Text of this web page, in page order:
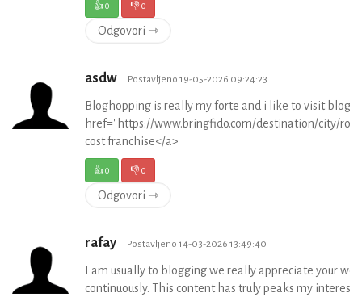
👍0 👎0
Odgovori ⇾
asdw Postavljeno 19-05-2026 09:24:23
Bloghopping is really my forte and i like to visit
href="https://www.bringfido.com/destination/city/
cost franchise</a>
👍0 👎0
Odgovori ⇾
rafay Postavljeno 14-03-2026 13:49:40
I am usually to blogging we really appreciate your
continuously. This content has truly peaks my